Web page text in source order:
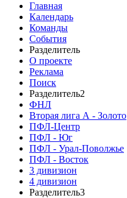
Главная
Календарь
Команды
События
Разделитель
О проекте
Реклама
Поиск
Разделитель2
ФНЛ
Вторая лига А - Золото
ПФЛ-Центр
ПФЛ - Юг
ПФЛ - Урал-Поволжье
ПФЛ - Восток
3 дивизион
4 дивизион
Разделитель3